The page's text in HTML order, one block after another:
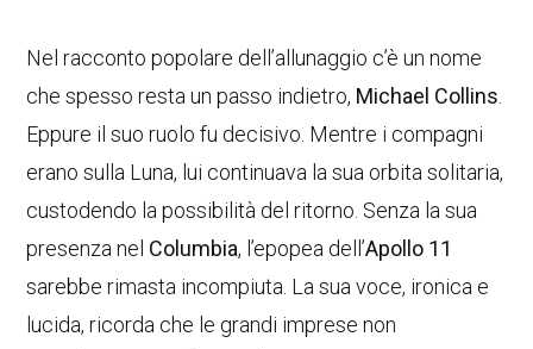
Nel racconto popolare dell’allunaggio c’è un nome
che spesso resta un passo indietro, Michael Collins
Eppure il suo ruolo fu decisivo. Mentre i compagni
erano sulla Luna, lui continuava la sua orbita solitaria,
custodendo la possibilità del ritorno. Senza la sua
presenza nel Columbia, l’epopea dell’Apollo 11
sarebbe rimasta incompiuta. La sua voce, ironica e
lucida, ricorda che le grandi imprese non